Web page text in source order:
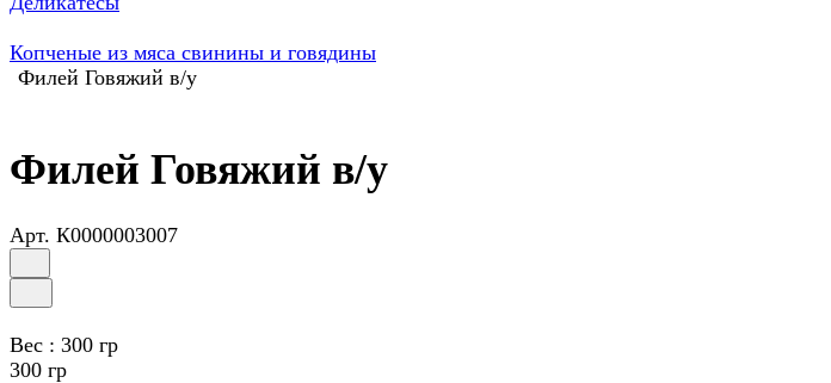
Копченые из мяса свинины и говядины
Филей Говяжий в/у
Филей Говяжий в/у
Арт. К0000003007
Вес : 300 гр
300 гр